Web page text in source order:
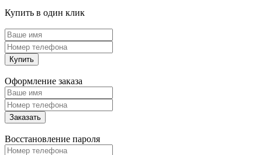
Купить в один клик
Купить
Оформление заказа
Заказать
Восстановление пароля